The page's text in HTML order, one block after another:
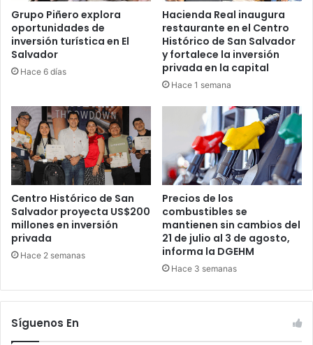
Grupo Piñero explora
oportunidades de
inversión turística en El
Salvador
Hace 6 días
Hacienda Real inaugura
restaurante en el Centro
Histórico de San Salvador
y fortalece la inversión
privada en la capital
Hace 1 semana
Centro Histórico de San
Salvador proyecta US$200
millones en inversión
privada
Hace 2 semanas
Precios de los
combustibles se
mantienen sin cambios del
21 de julio al 3 de agosto,
informa la DGEHM
Hace 3 semanas
Síguenos En